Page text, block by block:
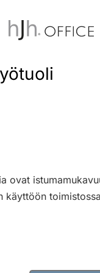
ovat
käyttöön